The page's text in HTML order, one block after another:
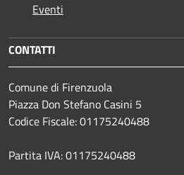
Eventi
CONTATTI
Comune di Firenzuola
Piazza Don Stefano Casini 5
Codice Fiscale: 01175240488
Partita IVA: 01175240488